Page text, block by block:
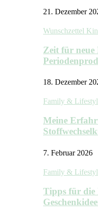
21. Dezember
Wunschzettel
Zeit für neue
18. Dezember
Family &
Meine
7. Februar 2026
Family &
Tipps für die